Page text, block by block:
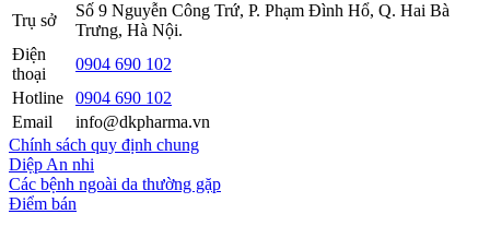
Trụ sở
Số 9 Nguyễn Công Trứ, P. Phạm Đình Hổ, Q. Hai Bà
Trưng, Hà Nội.
Điện
thoại
0904 690 102
Hotline
0904 690 102
Email
info@dkpharma.vn
Chính sách quy định chung
Diệp An nhi
Các bệnh ngoài da thường gặp
Điểm bán